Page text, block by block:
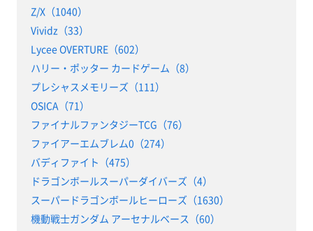
Z/X（1040）
Vividz（33）
Lycee OVERTURE（602）
ハリー・ポッター カードゲーム（8）
プレシャスメモリーズ（111）
OSICA（71）
ファイナルファンタジーTCG（76）
ファイアーエムブレム0（274）
バディファイト（475）
ドラゴンボールスーパーダイバーズ（4）
スーパードラゴンボールヒーローズ（1630）
機動戦士ガンダム アーセナルベース（60）